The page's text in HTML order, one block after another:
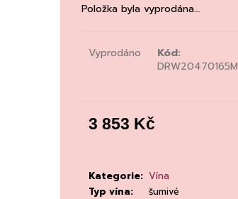
Položka byla vyprodána…
Vyprodáno
Kód:
DRW20470165M
3 853 Kč
cena:
Kategorie: Vína
Typ vína:
šumivé